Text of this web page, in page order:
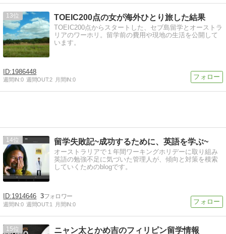
13 TOEIC200点の女が海外ひとり旅した結果
TOEIC200点からスタートした、セブ島留学とオーストラ
リアのワーホリ。留学前の費用や現地の生活を公開して
います。
1986448
週間IN:0 週間OUT:2 月間IN:0
14 留学失敗記~成功するために、英語を学ぶ~
オーストラリアで１年間ワーキングホリデーに取り組み
英語の勉強不足に気づいた管理人が、傾向と対策を模索
していくためのblogです。
1914646 3
週間IN:0 週間OUT:1 月間IN:0
15 ニャン太とかめ吉のフィリピン留学情報